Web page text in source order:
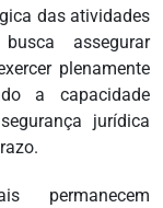
das atividades
assegurar
plenamente
a capacidade
jurídica
permanecem